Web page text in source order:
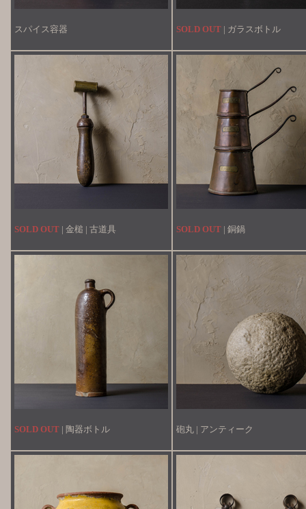
スパイス容器 SOLD OUT | ガラスボトル
SOLD OUT | 金槌 | 古道具 SOLD OUT | 銅鍋
SOLD OUT | 陶器ボトル 砲丸 | アンティーク